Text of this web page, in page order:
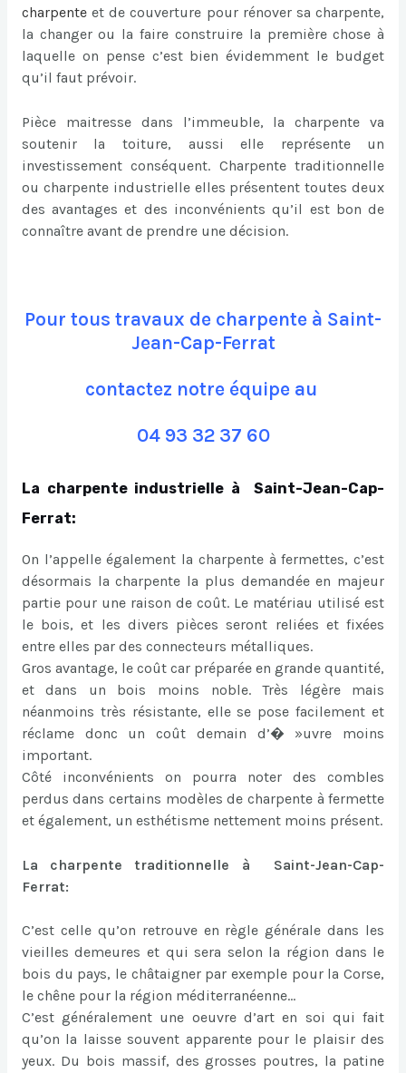
charpenteet de couverture pour rénover sa charpente,
la changer ou la faire construire la première chose à
laquelle on pense c’est bien évidemment le budget
qu’il faut prévoir.
Pièce maitresse dans l’immeuble, la charpente va
soutenir la toiture, aussi elle représente un
investissement conséquent. Charpente traditionnelle
ou charpente industrielle elles présentent toutes deux
des avantages et des inconvénients qu’il est bon de
connaître avant de prendre une décision.
Pour tous travaux de charpente à Saint-
Jean-Cap-Ferrat
contactez notre équipe au
04 93 32 37 60
La charpente industrielle à Saint-Jean-Cap-
Ferrat:
On l’appelle également la charpente à fermettes, c’est
désormais la charpente la plus demandée en majeur
partie pour une raison de coût. Le matériau utilisé est
le bois, et les divers pièces seront reliées et fixées
entre elles par des connecteurs métalliques.
Gros avantage, le coût car préparée en grande quantité,
et dans un bois moins noble. Très légère mais
néanmoins très résistante, elle se pose facilement et
réclame donc un coût demain d’� »uvre moins
important.
Côté inconvénients on pourra noter des combles
perdus dans certains modèles de charpente à fermette
et également, un esthétisme nettement moins présent.
La charpente traditionnelle à Saint-Jean-Cap-
Ferrat:
C’est celle qu’on retrouve en règle générale dans les
vieilles demeures et qui sera selon la région dans le
bois du pays, le châtaigner par exemple pour la Corse,
le chêne pour la région méditerranéenne…
C’est généralement une oeuvre d’art en soi qui fait
qu’on la laisse souvent apparente pour le plaisir des
yeux. Du bois massif, des grosses poutres, la patine